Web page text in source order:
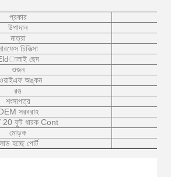
প্রকার
উপাদান
মাত্রা
চিকিত্সা
ছেদ
ওজন
অঙ্কন
রঙ
শংসাপত্র
সরবরাহ
/ 20 ফুট ধারক Cont
মোড়ক
হচ্ছে পোর্ট